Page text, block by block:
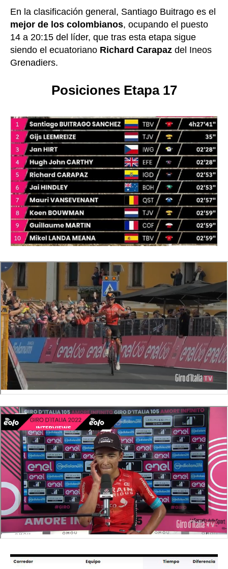
En la clasificación general, Santiago Buitrago es el
mejor de los colombianos, ocupando el puesto
14 a 20:15 del líder, que tras esta etapa sigue
siendo el ecuatoriano Richard Carapaz del Ineos
Grenadiers.
Posiciones Etapa 17